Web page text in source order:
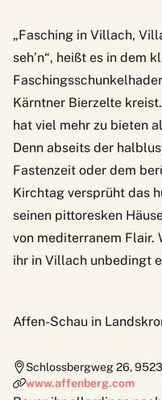
„Fasching in Villach,
seh’n“, heißt es in dem
Kärntner Bierzelte
hat viel mehr zu bieten
Denn abseits der
Fastenzeit oder dem
Kirchtag versprüht das
seinen pittoresken
von mediterranem Flair.
ihr in Villach unbedingt
Affen-Schau in
Schlossbergweg 26,9523
www.affenberg.com